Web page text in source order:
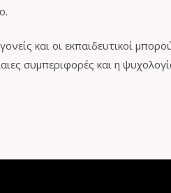
και οι εκπαιδευτικοί
συμπεριφορές και η